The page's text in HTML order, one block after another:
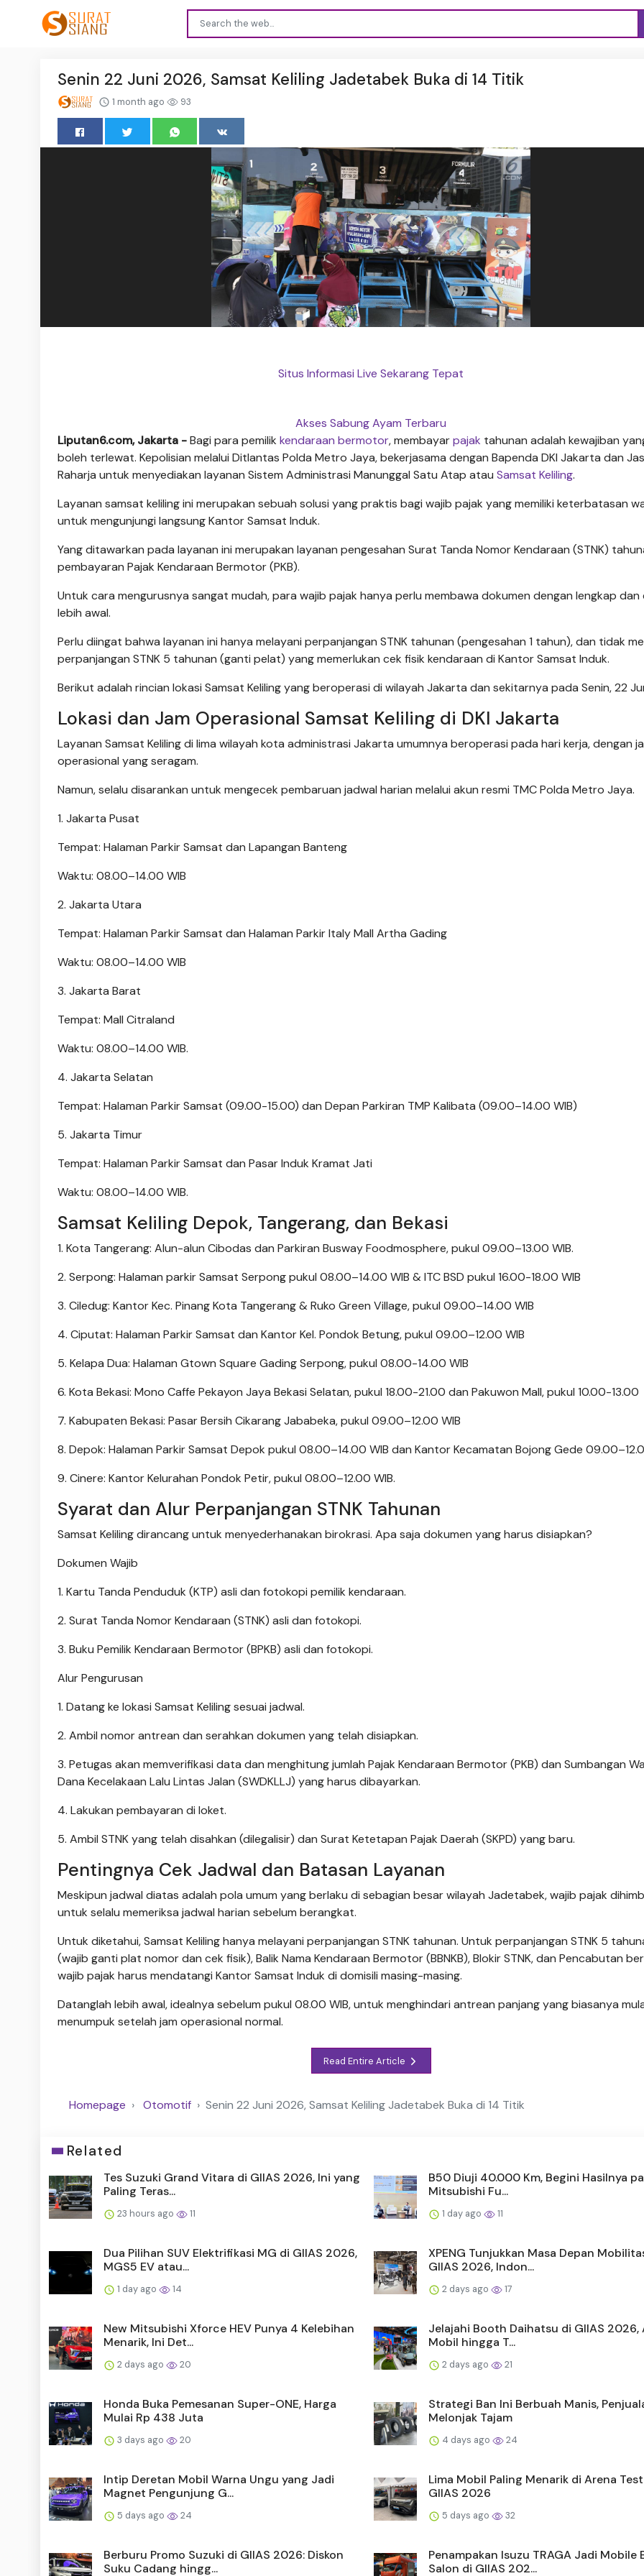
Senin 22 Juni 2026, Samsat Keliling Jadetabek Buka di 14 Titik
1 month ago 93
Situs Informasi Live Sekarang Tepat
Akses Sabung Ayam Terbaru
Liputan6.com, Jakarta -Bagi para pemilik kendaraan bermotor, membayarpajak tahunan adalah kewajiban
boleh terlewat. Kepolisian melalui Ditlantas Polda Metro Jaya, bekerjasama dengan Bapenda DKI Jakarta dan
Raharja untuk menyediakan layanan Sistem Administrasi Manunggal Satu Atap atau Samsat Keliling.
Layanan samsat keliling ini merupakan sebuah solusi yang praktis bagi wajib pajak yang memiliki keterbatasan
untuk mengunjungi langsung Kantor Samsat Induk.
Yang ditawarkan pada layanan ini merupakan layanan pengesahan Surat Tanda Nomor Kendaraan (STNK)
pembayaran Pajak Kendaraan Bermotor (PKB).
Untuk cara mengurusnya sangat mudah, para wajib pajak hanya perlu membawa dokumen dengan lengkap
lebih awal.
Perlu diingat bahwa layanan ini hanya melayani perpanjangan STNK tahunan (pengesahan 1 tahun), dan tidak
perpanjangan STNK 5 tahunan (ganti pelat) yang memerlukan cek fisik kendaraan di Kantor Samsat Induk.
Berikut adalah rincian lokasi Samsat Keliling yang beroperasi di wilayah Jakarta dan sekitarnya pada Senin, 22
Lokasi dan Jam Operasional Samsat Keliling di DKI Jakarta
Layanan Samsat Keliling di lima wilayah kota administrasi Jakarta umumnya beroperasi pada hari kerja, dengan
operasional yang seragam.
Namun, selalu disarankan untuk mengecek pembaruan jadwal harian melalui akun resmi TMC Polda Metro Jaya.
1. Jakarta Pusat
Tempat: Halaman Parkir Samsat dan Lapangan Banteng
Waktu: 08.00–14.00 WIB
2. Jakarta Utara
Tempat: Halaman Parkir Samsat dan Halaman Parkir Italy Mall Artha Gading
Waktu: 08.00–14.00 WIB
3. Jakarta Barat
Tempat: Mall Citraland
Waktu: 08.00–14.00 WIB.
4. Jakarta Selatan
Tempat: Halaman Parkir Samsat (09.00-15.00) dan Depan Parkiran TMP Kalibata (09.00–14.00 WIB)
5. Jakarta Timur
Tempat: Halaman Parkir Samsat dan Pasar Induk Kramat Jati
Waktu: 08.00–14.00 WIB.
Samsat Keliling Depok, Tangerang, dan Bekasi
1. Kota Tangerang: Alun-alun Cibodas dan Parkiran Busway Foodmosphere, pukul 09.00–13.00 WIB.
2. Serpong: Halaman parkir Samsat Serpong pukul 08.00–14.00 WIB & ITC BSD pukul 16.00-18.00 WIB
3. Ciledug: Kantor Kec. Pinang Kota Tangerang & Ruko Green Village, pukul 09.00–14.00 WIB
4. Ciputat: Halaman Parkir Samsat dan Kantor Kel. Pondok Betung, pukul 09.00–12.00 WIB
5. Kelapa Dua: Halaman Gtown Square Gading Serpong, pukul 08.00-14.00 WIB
6. Kota Bekasi: Mono Caffe Pekayon Jaya Bekasi Selatan, pukul 18.00-21.00 dan Pakuwon Mall, pukul 10.00-13.00
7. Kabupaten Bekasi: Pasar Bersih Cikarang Jababeka, pukul 09.00–12.00 WIB
8. Depok: Halaman Parkir Samsat Depok pukul 08.00–14.00 WIB dan Kantor Kecamatan Bojong Gede
9. Cinere: Kantor Kelurahan Pondok Petir, pukul 08.00–12.00 WIB.
Syarat dan Alur Perpanjangan STNK Tahunan
Samsat Keliling dirancang untuk menyederhanakan birokrasi. Apa saja dokumen yang harus disiapkan?
Dokumen Wajib
1. Kartu Tanda Penduduk (KTP) asli dan fotokopi pemilik kendaraan.
2. Surat Tanda Nomor Kendaraan (STNK) asli dan fotokopi.
3. Buku Pemilik Kendaraan Bermotor (BPKB) asli dan fotokopi.
Alur Pengurusan
1. Datang ke lokasi Samsat Keliling sesuai jadwal.
2. Ambil nomor antrean dan serahkan dokumen yang telah disiapkan.
3. Petugas akan memverifikasi data dan menghitung jumlah Pajak Kendaraan Bermotor (PKB) dan Sumbangan
Dana Kecelakaan Lalu Lintas Jalan (SWDKLLJ) yang harus dibayarkan.
4. Lakukan pembayaran di loket.
5. Ambil STNK yang telah disahkan (dilegalisir) dan Surat Ketetapan Pajak Daerah (SKPD) yang baru.
Pentingnya Cek Jadwal dan Batasan Layanan
Meskipun jadwal diatas adalah pola umum yang berlaku di sebagian besar wilayah Jadetabek, wajib pajak
untuk selalu memeriksa jadwal harian sebelum berangkat.
Untuk diketahui, Samsat Keliling hanya melayani perpanjangan STNK tahunan. Untuk perpanjangan STNK 5
(wajib ganti plat nomor dan cek fisik), Balik Nama Kendaraan Bermotor (BBNKB), Blokir STNK, dan Pencabutan
wajib pajak harus mendatangi Kantor Samsat Induk di domisili masing-masing.
Datanglah lebih awal, idealnya sebelum pukul 08.00 WIB, untuk menghindari antrean panjang yang biasanya
menumpuk setelah jam operasional normal.
Read Entire Article
Homepage Otomotif Senin 22 Juni 2026, Samsat Keliling Jadetabek Buka di 14 Titik
Related
Tes Suzuki Grand Vitara di GIIAS 2026, Ini yang
Paling Teras...
23 hours ago 11
B50 Diuji 40.000 Km, Begini Hasilnya
Mitsubishi Fu...
1 day ago 11
Dua Pilihan SUV Elektrifikasi MG di GIIAS 2026,
MGS5 EV atau...
1 day ago 14
XPENG Tunjukkan Masa Depan
GIIAS 2026, Indon...
2 days ago 17
New Mitsubishi Xforce HEV Punya 4 Kelebihan
Menarik, Ini Det...
2 days ago 20
Jelajahi Booth Daihatsu di GIIAS 2026,
Mobil hingga T...
2 days ago 21
Honda Buka Pemesanan Super-ONE, Harga
Mulai Rp 438 Juta
3 days ago 20
Strategi Ban Ini Berbuah Manis,
Melonjak Tajam
4 days ago 24
Intip Deretan Mobil Warna Ungu yang Jadi
Magnet Pengunjung G...
5 days ago 24
Lima Mobil Paling Menarik di Arena
GIIAS 2026
5 days ago 32
Berburu Promo Suzuki di GIIAS 2026: Diskon
Suku Cadang hingg...
Penampakan Isuzu TRAGA Jadi Mobile
Salon di GIIAS 202...